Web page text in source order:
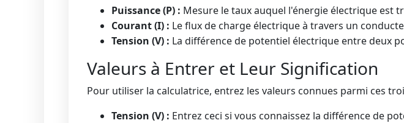
Puissance (P) : Mesure le taux auquel l'énergie électrique est
Courant (I) : Le flux de charge électrique à travers un
Tension (V) : La différence de potentiel électrique entre deux
Valeurs à Entrer et Leur Signification
Pour utiliser la calculatrice, entrez les valeurs connues parmi ces
Tension (V) : Entrez ceci si vous connaissez la différence de